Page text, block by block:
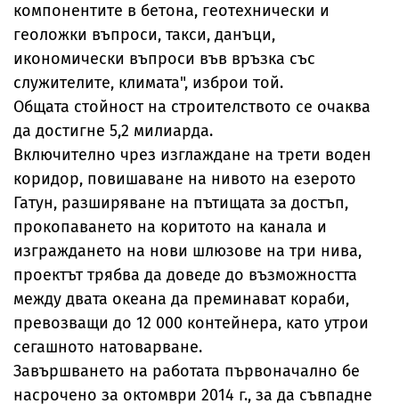
компонентите в бетона, геотехнически и
геоложки въпроси, такси, данъци,
икономически въпроси във връзка със
служителите, климата", изброи той.
Общата стойност на строителството се очаква
да достигне 5,2 милиарда.
Включително чрез изглаждане на трети воден
коридор, повишаване на нивото на езерото
Гатун, разширяване на пътищата за достъп,
прокопаването на коритото на канала и
изграждането на нови шлюзове на три нива,
проектът трябва да доведе до възможността
между двата океана да преминават кораби,
превозващи до 12 000 контейнера, като утрои
сегашното натоварване.
Завършването на работата първоначално бе
насрочено за октомври 2014 г., за да съвпадне